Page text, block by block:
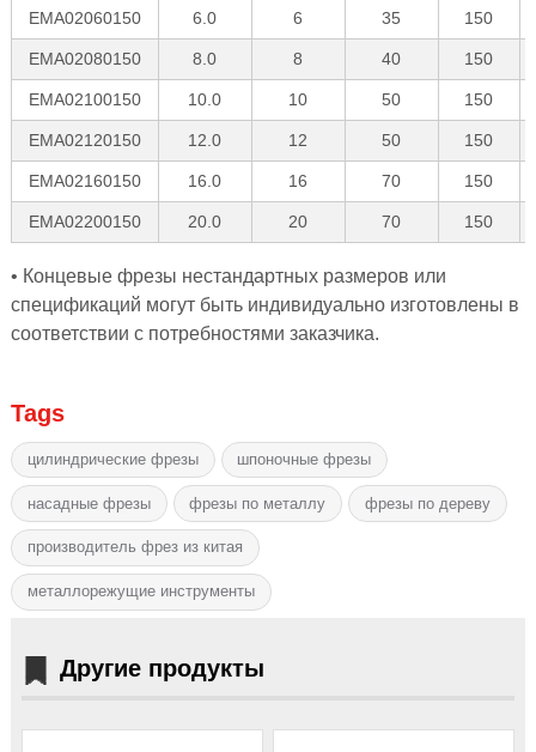
EMA02060150 6.0 6 35 150
EMA02080150 8.0 8 40 150
EMA02100150 10.0 10 50 150
EMA02120150 12.0 12 50 150
EMA02160150 16.0 16 70 150
EMA02200150 20.0 20 70 150
• Концевые фрезы нестандартных размеров или
спецификаций могут быть индивидуально изготовлены в
соответствии с потребностями заказчика.
Tags
цилиндрические фрезы шпоночные фрезы
насадные фрезы фрезы по металлу фрезы по дереву
производитель фрез из китая
металлорежущие инструменты
Другие продукты